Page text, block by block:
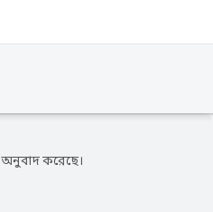
অনুবাদ করেছে।